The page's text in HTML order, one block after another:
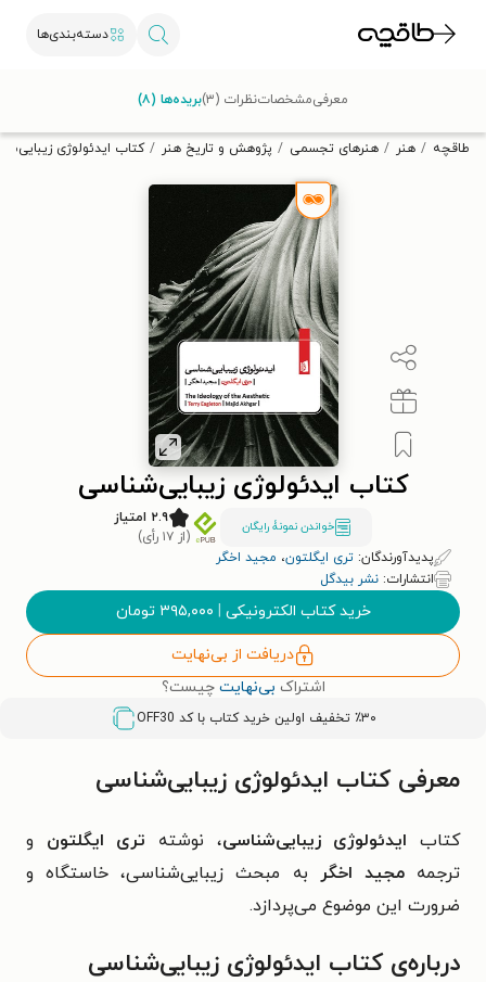
دسته‌بندی‌ها
تخفیف از طاقچه دریافت کن.
طاقچه هنر هنرهای تجسمی پژوهش و تاریخ هنر کتاب ایدئولوژی
کتاب ایدئولوژی زیبایی‌شناسی
خواندن نمونۀ رایگان
۲.۹ امتیاز
(از ۱۷ رأی)
پدیدآورندگان: تری ایگلتون، مجید اخگر
انتشارات: نشر بیدگل
خرید کتاب الکترونیکی | ۳۹۵,۰۰۰ تومان
دریافت از بی‌نهایت
اشتراک بی‌نهایت چیست؟
٪۳۰ تخفیف اولین خرید کتاب با کد OFF30
معرفیمشخصاتنظرات (۳) بریده‌ها (۸)
معرفی کتاب ایدئولوژی زیبایی‌شناسی
کتابایدئولوژی زیبایی‌شناسی، نوشته تری ایگلتون و
ترجمهمجید اخگر
به مبحث زیبایی‌شناسی، خاستگاه و
ضرورت این موضوع می‌پردازد.
درباره‌ی کتاب ایدئولوژی زیبایی‌شناسی